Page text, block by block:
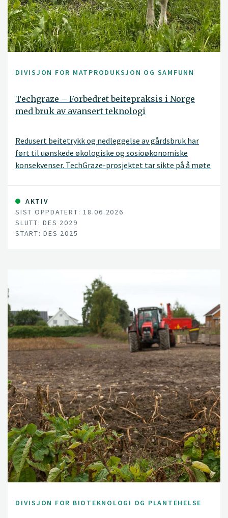
DIVISJON FOR MATPRODUKSJON OG SAMFUNN
Techgraze – Forbedret beitepraksis i Norge
med bruk av avansert teknologi
Redusert beitetrykk og nedleggelse av gårdsbruk har
ført til uønskede økologiske og sosioøkonomiske
konsekvenser. TechGraze-prosjektet tar sikte på å møte
og Remote Sensing (RS)-teknologier for å forbedre
beitebasert husdyrforvaltning.
AKTIV
SIST OPPDATERT: 18.06.2026
SLUTT: DES 2029
START: DES 2025
DIVISJON FOR BIOTEKNOLOGI OG PLANTEHELSE